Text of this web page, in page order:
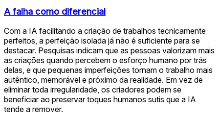
A falha como diferencial
Com a IA facilitando a criação de trabalhos tecnicamente
perfeitos, a perfeição isolada já não é suficiente para se
destacar. Pesquisas indicam que as pessoas valorizam mais
as criações quando percebem o esforço humano por trás
delas, e que pequenas imperfeições tornam o trabalho mais
autêntico, memorável e próximo da realidade. Em vez de
eliminar toda irregularidade, os criadores podem se
beneficiar ao preservar toques humanos sutis que a IA
tende a remover.